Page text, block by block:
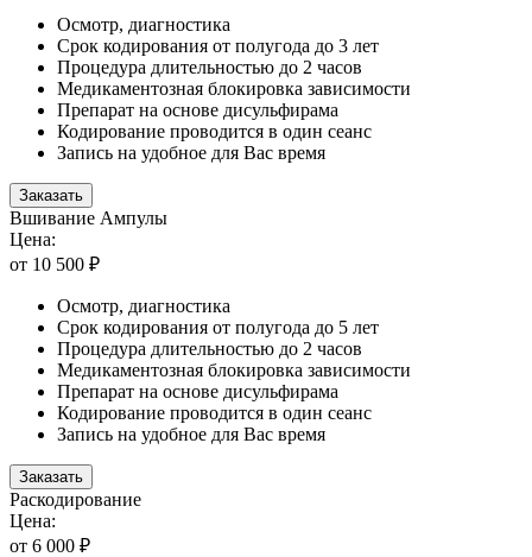
Осмотр, диагностика
Срок кодирования от полугода до 3 лет
Процедура длительностью до 2 часов
Медикаментозная блокировка зависимости
Препарат на основе дисульфирама
Кодирование проводится в один сеанс
Запись на удобное для Вас время
Заказать
Вшивание Ампулы
Цена:
от 10 500 ₽
Осмотр, диагностика
Срок кодирования от полугода до 5 лет
Процедура длительностью до 2 часов
Медикаментозная блокировка зависимости
Препарат на основе дисульфирама
Кодирование проводится в один сеанс
Запись на удобное для Вас время
Заказать
Раскодирование
Цена:
от 6 000 ₽